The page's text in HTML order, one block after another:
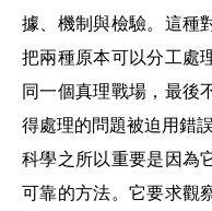
據、機制與檢驗。這種
把兩種原本可以分工處
同一個真理戰場，最後
得處理的問題被迫用錯
科學之所以重要是因為
可靠的方法。它要求觀